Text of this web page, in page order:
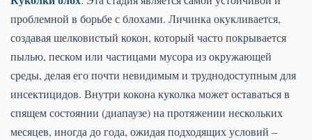
проблемной в борьбе с блохами. Личинка окукливается,
создавая шелковистый кокон, который часто покрывается
пылью, песком или частицами мусора из окружающей
среды, делая его почти невидимым и труднодоступным для
инсектицидов. Внутри кокона куколка может оставаться в
спящем состоянии (диапаузе) на протяжении нескольких
месяцев, иногда до года, ожидая подходящих условий –